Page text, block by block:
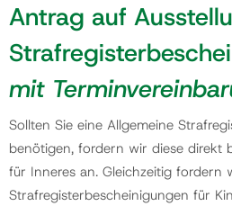
Veranstaltungen
Politik
Gemeinde
Kontakt
Antrag auf
mit
Sollten Sie eine Allgemeine
benötigen, fordern wir diese direkt
für Inneres an. Gleichzeitig fordern
Strafregisterbescheinigungen für